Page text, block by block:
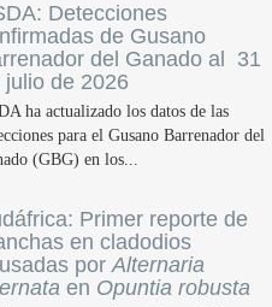
Detecciones
de Gusano
del Ganado al 31
julio de 2026
ha actualizado los datos de las
para el Gusano Barrenador del
(GBG) en los...
Primer reporte de
en cladodios
porAlternaria
en Opuntia robusta